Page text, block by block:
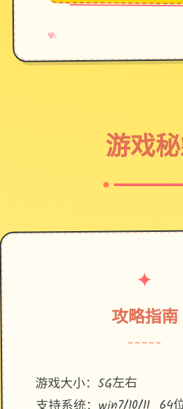
♥
✧
→
游戏
✦
攻略指南
~~~~~
游戏大小：5G左右